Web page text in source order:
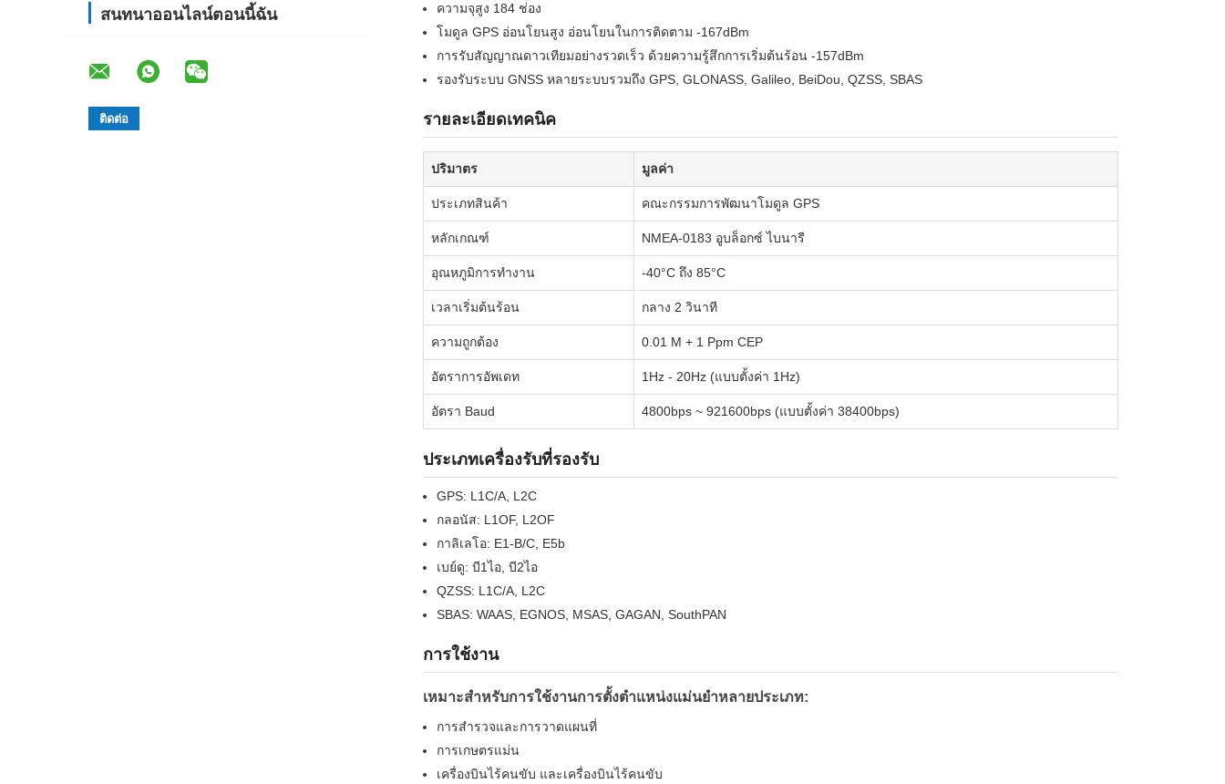
สนทนาออนไลน์ตอนนี้ฉัน
ความจุสูง 184 ช่อง
โมดูล GPS อ่อนโยนสูง อ่อนโยนในการติดตาม -167dBm
การรับสัญญาณดาวเทียมอย่างรวดเร็ว ด้วยความรู้สึกการเริ่มต้นร้อน -157dBm
รองรับระบบ GNSS หลายระบบรวมถึง GPS, GLONASS, Galileo, BeiDou, QZSS, SBAS
รายละเอียดเทคนิค
ปริมาตร มูลค่า
ประเภทสินค้า คณะกรรมการพัฒนาโมดูล GPS
หลักเกณฑ์ NMEA-0183 อูบล็อกซ์ ไบนารี
อุณหภูมิการทํางาน -40°C ถึง 85°C
เวลาเริ่มต้นร้อน กลาง 2 วินาที
ความถูกต้อง 0.01 M + 1 Ppm CEP
อัตราการอัพเดท 1Hz - 20Hz (แบบตั้งค่า 1Hz)
อัตรา Baud 4800bps ~ 921600bps (แบบตั้งค่า 38400bps)
ประเภทเครื่องรับที่รองรับ
GPS: L1C/A, L2C
กลอนัส: L1OF, L2OF
กาลิเลโอ: E1-B/C, E5b
เบย์ดู: บี1ไอ, บี2ไอ
QZSS: L1C/A, L2C
SBAS: WAAS, EGNOS, MSAS, GAGAN, SouthPAN
การใช้งาน
เหมาะสําหรับการใช้งานการตั้งตําแหน่งแม่นยําหลายประเภท:
การสํารวจและการวาดแผนที่
การเกษตรแม่น
เครื่องบินไร้คนขับ และเครื่องบินไร้คนขับ